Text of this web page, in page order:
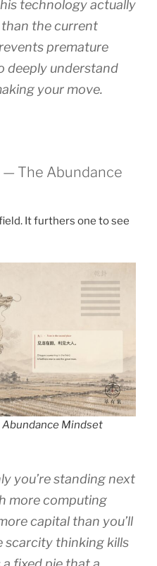
technology actually
the current
premature
deeply understand
your move.
— The Abundance
It furthers one to see
Mindset
you’re standing next
more computing
capital than you’ll
scarcity thinking kills